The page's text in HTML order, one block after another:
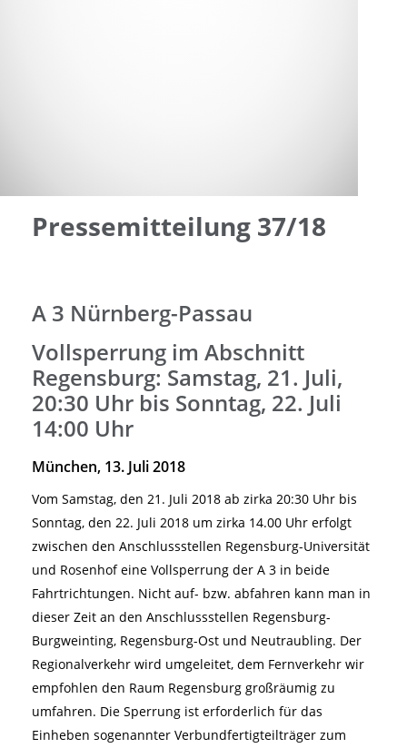
Pressemitteilung 37/18
A 3 Nürnberg-Passau
Vollsperrung im Abschnitt
Regensburg: Samstag, 21. Juli,
20:30 Uhr bis Sonntag, 22. Juli
14:00 Uhr
München, 13. Juli 2018
Vom Samstag, den 21. Juli 2018 ab zirka 20:30 Uhr bis
Sonntag, den 22. Juli 2018 um zirka 14.00 Uhr erfolgt
zwischen den Anschlussstellen Regensburg-Universität
und Rosenhof eine Vollsperrung der A 3 in beide
Fahrtrichtungen. Nicht auf- bzw. abfahren kann man in
dieser Zeit an den Anschlussstellen Regensburg-
Burgweinting, Regensburg-Ost und Neutraubling. Der
Regionalverkehr wird umgeleitet, dem Fernverkehr wir
empfohlen den Raum Regensburg großräumig zu
umfahren. Die Sperrung ist erforderlich für das
Einheben sogenannter Verbundfertigteilträger zum